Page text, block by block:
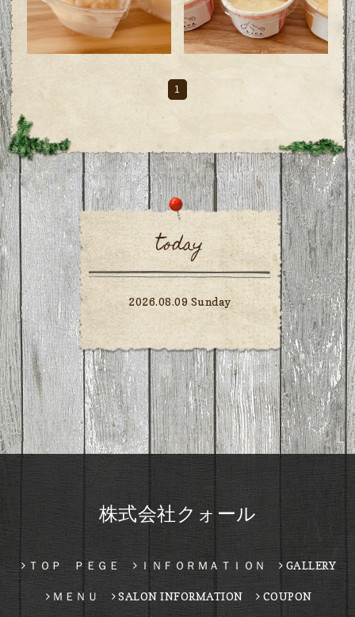
1
today
2026.08.09 Sunday
株式会社クォール
ＴＯＰ ＰＥＧＥ ＩＮＦＯＲＭＡＴＩＯＮ GALLERY
ＭＥＮＵ SALON INFORMATION COUPON